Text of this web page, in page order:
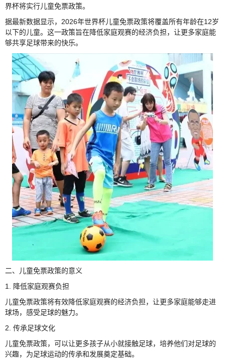
界杯将实行儿童免票政策。
据最新数据显示，2026年世界杯儿童免票政策将覆盖所有年龄在12岁
以下的儿童。这一政策旨在降低家庭观赛的经济负担，让更多家庭能
够共享足球带来的快乐。
二、儿童免票政策的意义
1. 降低家庭观赛负担
儿童免票政策将有效降低家庭观赛的经济负担，让更多家庭能够走进
球场，感受足球的魅力。
2. 传承足球文化
儿童免票政策，可以让更多孩子从小就接触足球，培养他们对足球的
兴趣，为足球运动的传承和发展奠定基础。